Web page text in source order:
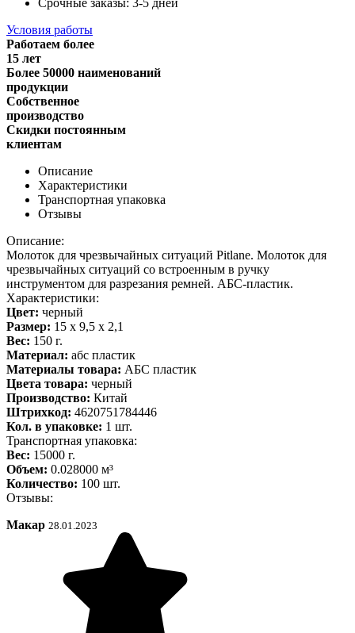
Срочные заказы: 3-5 дней
Условия работы
Работаем более
15 лет
Более 50000 наименований
продукции
Собственное
производство
Скидки постоянным
клиентам
Описание
Характеристики
Транспортная упаковка
Отзывы
Описание:
Молоток для чрезвычайных ситуаций Pitlane. Молоток для
чрезвычайных ситуаций со встроенным в ручку
инструментом для разрезания ремней. АБС-пластик.
Характеристики:
Цвет: черный
Размер: 15 х 9,5 х 2,1
Вес: 150 г.
Материал: абс пластик
Материалы товара: АБС пластик
Цвета товара: черный
Производство: Китай
Штрихкод: 4620751784446
Кол. в упаковке: 1 шт.
Транспортная упаковка:
Вес: 15000 г.
Объем: 0.028000 м³
Количество: 100 шт.
Отзывы:
Макар 28.01.2023